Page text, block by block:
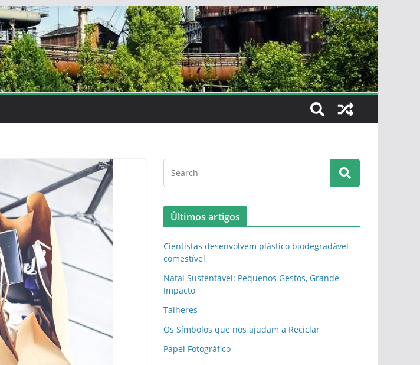
Últimos artigos
Cientistas desenvolvem plástico biodegradável
comestível
Natal Sustentável: Pequenos Gestos, Grande
Impacto
Talheres
Os Símbolos que nos ajudam a Reciclar
Papel Fotográfico